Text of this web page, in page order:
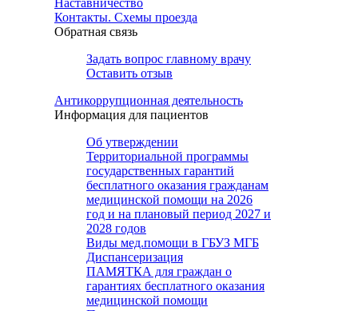
Наставничество
Контакты. Схемы проезда
Обратная связь
Задать вопрос главному врачу
Оставить отзыв
Антикоррупционная деятельность
Информация для пациентов
Об утверждении
Территориальной программы
государственных гарантий
бесплатного оказания гражданам
медицинской помощи на 2026
год и на плановый период 2027 и
2028 годов
Виды мед.помощи в ГБУЗ МГБ
Диспансеризация
ПАМЯТКА для граждан о
гарантиях бесплатного оказания
медицинской помощи